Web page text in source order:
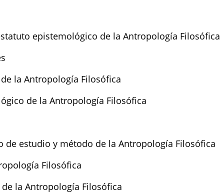
epistemológico de la Antropología Filosófica
la Antropología Filosófica
de la Antropología Filosófica
de estudio y método de la Antropología Filosófica
Filosófica
la Antropología Filosófica